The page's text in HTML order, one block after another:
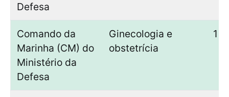
Defesa
Comando da
Marinha (CM) do
Ministério da
Defesa
Ginecologia e
obstetrícia
1